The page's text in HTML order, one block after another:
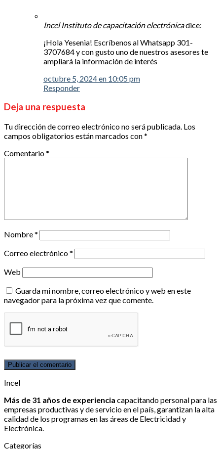
Incel Instituto de capacitación electrónicadice:
¡Hola Yesenia! Escríbenos al Whatsapp 301-
3707684 y con gusto uno de nuestros asesores te
ampliará la información de interés
octubre 5, 2024 en 10:05 pm
Responder
Deja una respuesta
Tu dirección de correo electrónico no será publicada. Los
campos obligatorios están marcados con*
Comentario*
Nombre*
Correo electrónico*
Web
Guarda mi nombre, correo electrónico y web en este
navegador para la próxima vez que comente.
Incel
Más de 31 años de experiencia capacitando personal para las
empresas productivas y de servicio en el país, garantizan la alta
calidad de los programas en las áreas de Electricidad y
Electrónica.
Categorías